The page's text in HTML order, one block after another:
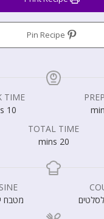
TIME
10
TOTAL TIME
20
mins
מטבח